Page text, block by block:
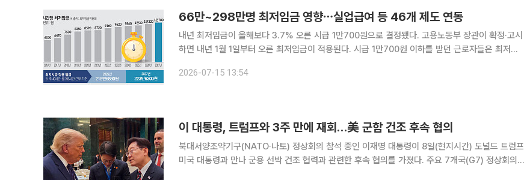
66만~298만명 최저임금 영향⋯실업급여 등 46개 제도 연동
내년 최저임금이 올해보다 3.7% 오른 시급 1만700원으로 결정됐다. 고용노동부 장관이 확정·고시
하면 내년 1월 1일부터 오른 최저임금이 적용된다. 시급 1만700원 이하를 받던 근로자들은 최저임
다. 최저임금과 연동된 실업급여, 출산전후휴가급여 등 46개
2026-07-15 13:54
이 대통령, 트럼프와 3주 만에 재회…美 군함 건조 후속 협의
북대서양조약기구(NATO·나토) 정상회의 참석 중인 이재명 대통령이 8일(현지시간) 도널드 트럼프
미국 대통령과 만나 군용 선박 건조 협력과 관련한 후속 협의를 가졌다. 주요 7개국(G7) 정상회의